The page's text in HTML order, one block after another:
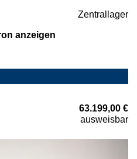
Zentrallager
anzeigen
63.199,00 €
ausweisbar